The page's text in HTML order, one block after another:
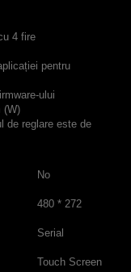
4 fire
pentru
ului
(W)
de reglare este de
No
480 * 272
Serial
Touch Screen